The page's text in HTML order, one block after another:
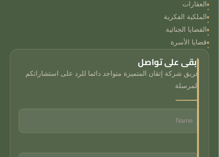
العقارات
الملكية الفكرية
القضايا الجنائية
قضايا الأسرة
ابقى على تواصل
فريق شركة إتقان المتميزة متواجد دائما للرد على استشاراتكم
المرسلة